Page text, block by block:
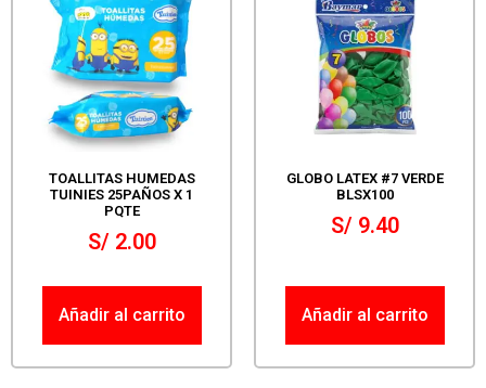
TOALLITAS HUMEDAS
TUINIES 25PAÑOS X 1
PQTE
S/2.00
Añadir al carrito
GLOBO LATEX #7 VERDE
BLSX100
S/9.40
Añadir al carrito